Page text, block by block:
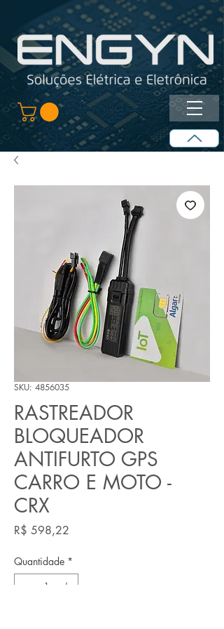
SKU: 4856035
RASTREADOR
BLOQUEADOR
ANTIFURTO GPS
CARRO E MOTO -
CRX
R$ 598,22
Quantidade *